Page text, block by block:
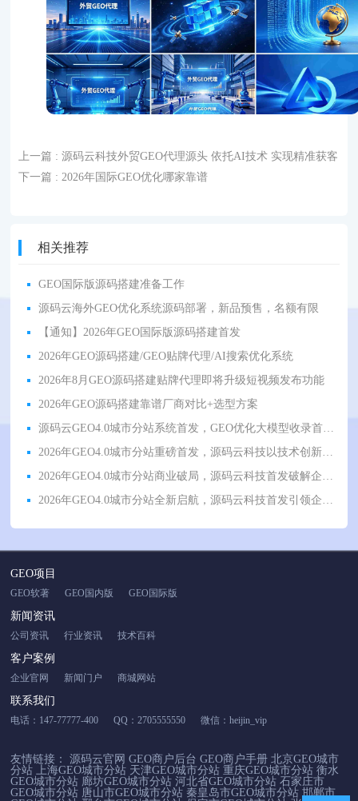
上一篇 : 源码云科技外贸GEO代理源头 依托AI技术 实现精准获客
下一篇 : 2026年国际GEO优化哪家靠谱
相关推荐
GEO国际版源码搭建准备工作
源码云海外GEO优化系统源码部署，新品预售，名额有限
【通知】2026年GEO国际版源码搭建首发
2026年GEO源码搭建/GEO贴牌代理/AI搜索优化系统
2026年8月GEO源码搭建贴牌代理即将升级短视频发布功能
2026年GEO源码搭建靠谱厂商对比+选型方案
GEO项目
GEO软著 GEO国内版 GEO国际版
新闻资讯
公司资讯 行业资讯 技术百科
客户案例
企业官网 新闻门户 商城网站
联系我们
电话：147-77777-400 QQ：2705555550 微信：heijin_vip
友情链接：源码云官网 GEO商户后台 GEO商户手册 北京GEO城市
分站
上海GEO城市分站 天津GEO城市分站 重庆GEO城市分站 衡水
GEO城市分站 廊坊GEO城市分站 河北省GEO城市分站 石家庄市
GEO城市分站 唐山市GEO城市分站 秦皇岛市GEO城市分站 邯郸市